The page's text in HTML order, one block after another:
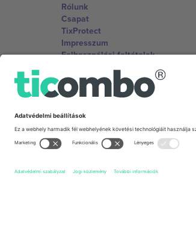
Rólunk
Csapat
TixProtect
Impresszum
Felhasználási feltételek
Partnerprogram